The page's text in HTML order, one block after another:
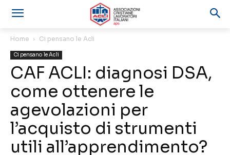
Home Ci pensano le Acli
Ci pensano le Acli
CAF ACLI: diagnosi DSA,
come ottenere le
agevolazioni per
l’acquisto di strumenti
utili all’apprendimento?